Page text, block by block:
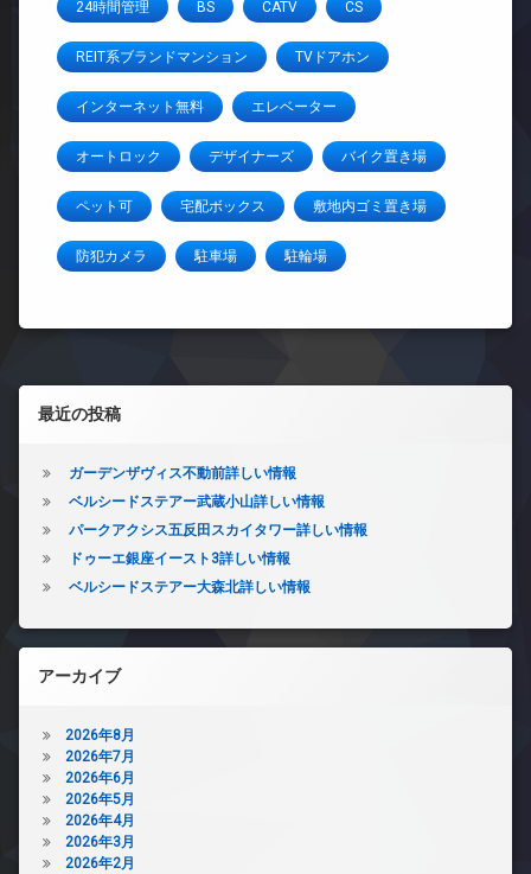
24時間管理 BS CATV CS
REIT系ブランドマンション TVドアホン
インターネット無料 エレベーター
オートロック デザイナーズ バイク置き場
ペット可 宅配ボックス 敷地内ゴミ置き場
防犯カメラ 駐車場 駐輪場
左サイドバー
最近の投稿
ガーデンザヴィス不動前詳しい情報
ベルシードステアー武蔵小山詳しい情報
パークアクシス五反田スカイタワー詳しい情報
ドゥーエ銀座イースト3詳しい情報
ベルシードステアー大森北詳しい情報
アーカイブ
2026年8月
2026年7月
2026年6月
2026年5月
2026年4月
2026年3月
2026年2月